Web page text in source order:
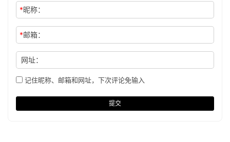
*昵称：
*邮箱：
网址：
记住昵称、邮箱和网址，下次评论免输入
提交